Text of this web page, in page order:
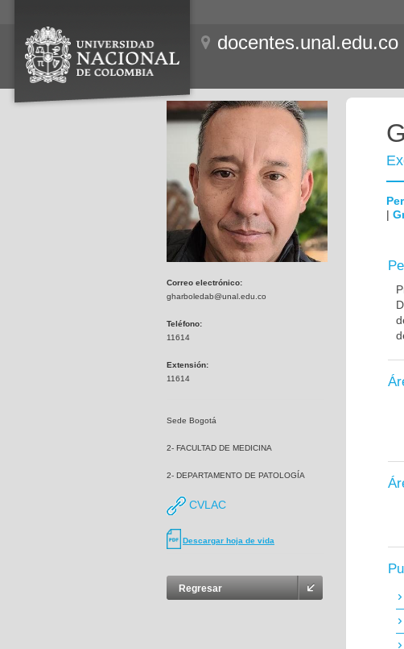
docentes.unal.edu.co
Correo electrónico:
gharboledab@unal.edu.co
Teléfono:
11614
Extensión:
11614
Sede Bogotá
2- FACULTAD DE MEDICINA
2- DEPARTAMENTO DE PATOLOGÍA
CVLAC
Descargar hoja de vida
Regresar
|